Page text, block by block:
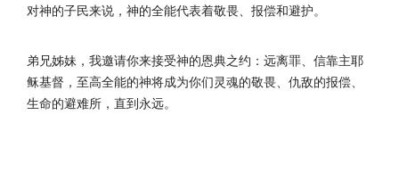
对神的子民来说，神的全能代表着敬畏、报偿和避护。
弟兄姊妹，我邀请你来接受神的恩典之约：远离罪、信靠主耶
稣基督，至高全能的神将成为你们灵魂的敬畏、仇敌的报偿、
生命的避难所，直到永远。